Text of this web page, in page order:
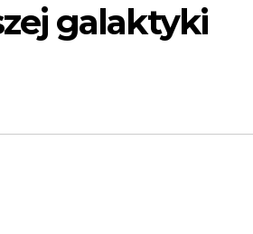
galaktyki